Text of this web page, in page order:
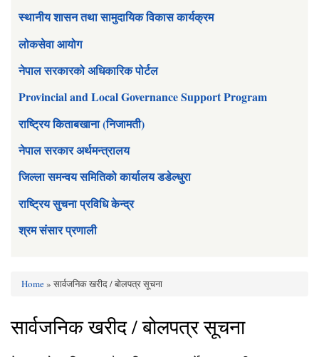
स्थानीय शासन तथा सामुदायिक विकास कार्यक्रम
लोकसेवा आयोग
नेपाल सरकारको अधिकारिक पोर्टल
Provincial and Local Governance Support Program
राष्ट्रिय किताबखाना (निजामती)
नेपाल सरकार अर्थमन्त्रालय
जिल्ला समन्वय समितिको कार्यालय डडेल्धुरा
राष्ट्रिय सुचना प्रविधि केन्द्र
श्रम संसार प्रणाली
Home» सार्वजनिक खरीद / बोलपत्र सूचना
सार्वजनिक खरीद / बोलपत्र सूचना